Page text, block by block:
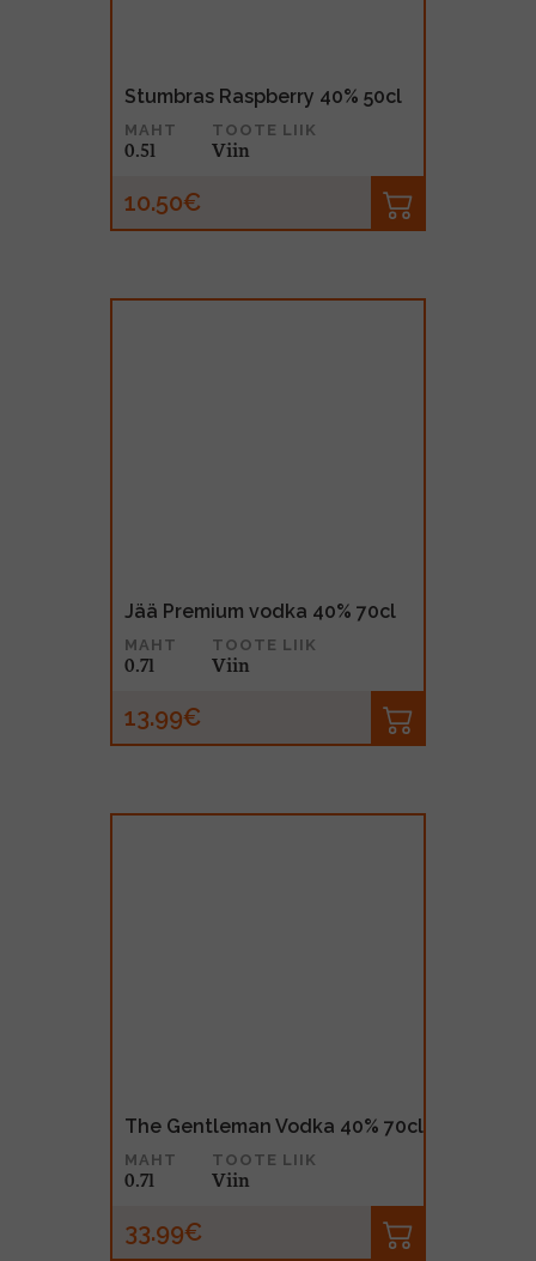
Stumbras Raspberry 40% 50cl
MAHT
0.5l
TOOTE LIIK
Viin
10.50€
Jää Premium vodka 40% 70cl
MAHT
0.7l
TOOTE LIIK
Viin
13.99€
The Gentleman Vodka 40% 70cl
MAHT
0.7l
TOOTE LIIK
Viin
33.99€